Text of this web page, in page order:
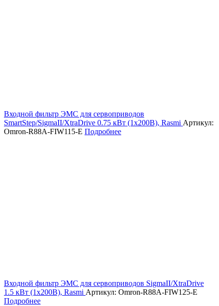
Входной фильтр ЭМС для сервоприводов
SmartStep/SigmaII/XtraDrive 0.75 кВт (1х200В), Rasmi Артикул:
Omron-R88A-FIW115-E Подробнее
Входной фильтр ЭМС для сервоприводов SigmaII/XtraDrive
1.5 кВт (1х200В), Rasmi Артикул: Omron-R88A-FIW125-E
Подробнее